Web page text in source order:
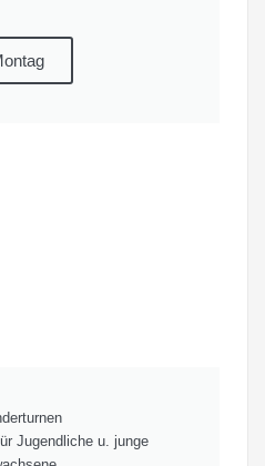
Jugendliche u. junge